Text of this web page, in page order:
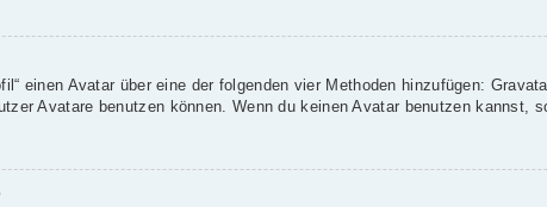
einen Avatar über eine der folgenden vier Methoden hinzufügen:
Avatare benutzen können. Wenn du keinen Avatar benutzen kannst,